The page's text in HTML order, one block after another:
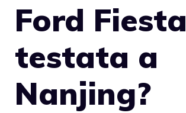
Ford Fiesta
testata a
Nanjing?